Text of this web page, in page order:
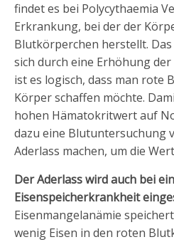
findet es bei Polycythaemia
Erkrankung, bei der der
Blutkörperchen herstellt.
sich durch eine Erhöhung
ist es logisch, dass man rote
Körper schaffen möchte.
hohen Hämatokritwert auf
dazu eine Blutuntersuchung
Aderlass machen, um die
Der Aderlass wird auch bei
Eisenspeicherkrankheit
Eisenmangelanämie
wenig Eisen in den roten